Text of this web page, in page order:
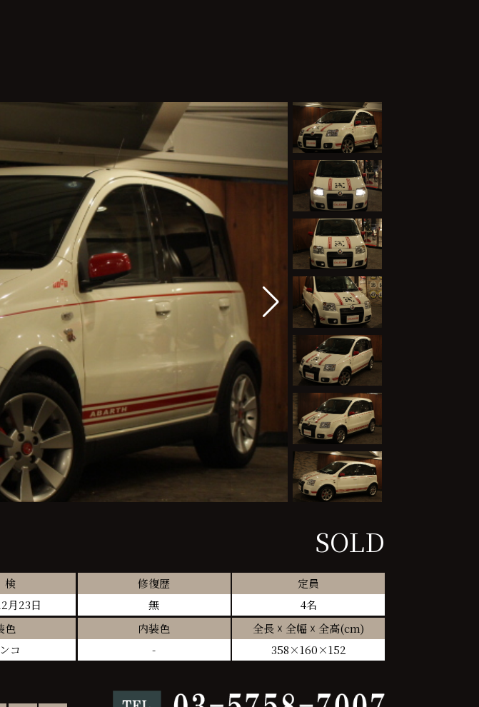
SOLD
月23日
修復歴
無
定員
4名
色
コ
内装色
-
全長 ☓ 全幅 ☓ 全高(cm)
358×160×152